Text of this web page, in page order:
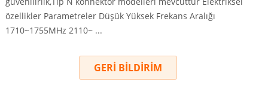
özellikler Parametreler Düşük Yüksek Frekans Aralığı
1710~1755MHz 2110~ ...
GERİ BİLDİRİM